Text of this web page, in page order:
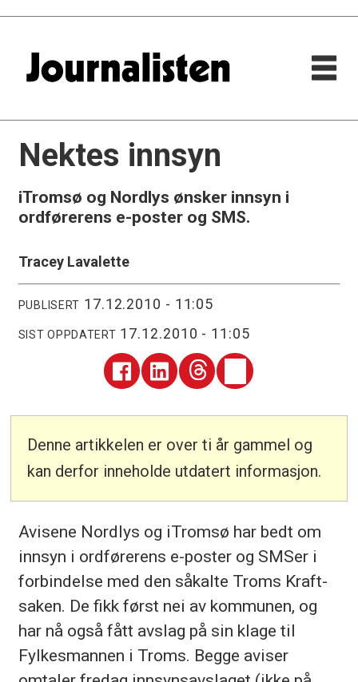
Nektes innsyn
iTromsø og Nordlys ønsker innsyn i
ordførerens e-poster og SMS.
Tracey Lavalette
PUBLISERT 17.12.2010 - 11:05
SIST OPPDATERT 17.12.2010 - 11:05
Denne artikkelen er over ti år gammel og
kan derfor inneholde utdatert informasjon.
Avisene Nordlys og iTromsø har bedt om
innsyn i ordførerens e-poster og SMSer i
forbindelse med den såkalte Troms Kraft-
saken. De fikk først nei av kommunen, og
har nå også fått avslag på sin klage til
Fylkesmannen i Troms. Begge aviser